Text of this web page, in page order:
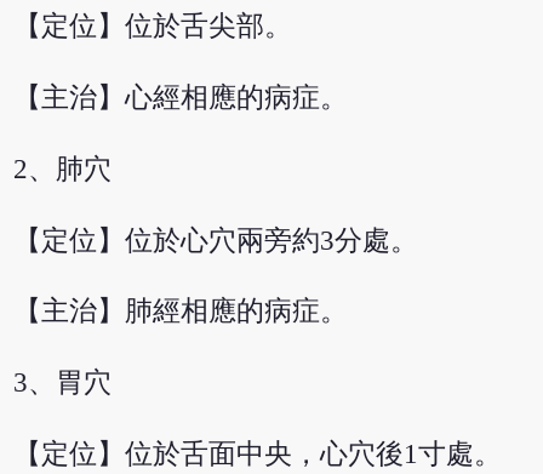
【定位】位於舌尖部。
【主治】心經相應的病症。
2、肺穴
【定位】位於心穴兩旁約3分處。
【主治】肺經相應的病症。
3、胃穴
【定位】位於舌面中央，心穴後1寸處。